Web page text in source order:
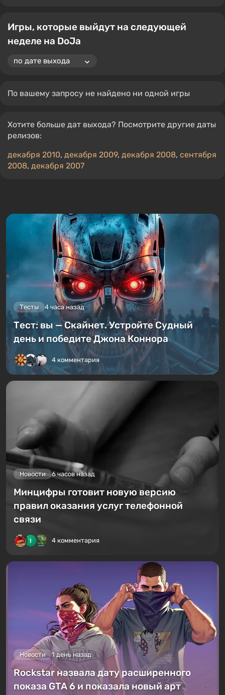
Игры, которые выйдут на следующей
неделе на DoJa
По вашему запросу не найдено ни одной игры
Хотите больше дат выхода? Посмотрите другие даты
релизов:
декабря 2010, декабря 2009, декабря 2008, сентября
2008, декабря 2007
Тесты 4 часа назад
Тест: вы — Скайнет. Устройте Судный
день и победите Джона Коннора
4 комментария
Новости 6 часов назад
Минцифры готовит новую версию
правил оказания услуг телефонной
связи
4 комментария
Новости 1 день назад
Rockstar назвала дату расширенного
показа GTA 6 и показала новый арт